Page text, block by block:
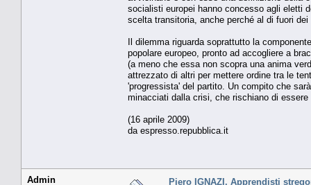
socialisti europei hanno concesso agli eletti
scelta transitoria, anche perché al di fuori
Il dilemma riguarda soprattutto la
popolare europeo, pronto ad accogliere a
(a meno che essa non scopra una anima
attrezzato di altri per mettere ordine tra le
'progressista' del partito. Un compito che
minacciati dalla crisi, che rischiano di
(16 aprile 2009)
da espresso.repubblica.it
Admin Piero IGNAZI. Apprendisti